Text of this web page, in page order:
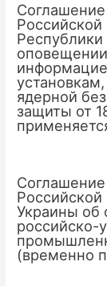
ядерной
защиты от
Украины об
российско-
(временно